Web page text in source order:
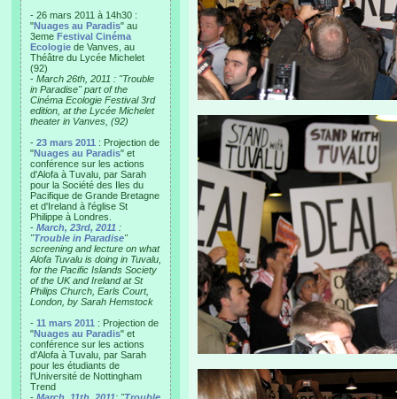
- 26 mars 2011 à 14h30 :
"Nuages au Paradis" au
3eme Festival Cinéma
Ecologie de Vanves, au
Théâtre du Lycée Michelet
(92)
- March 26th, 2011 : "Trouble
in Paradise" part of the
Cinéma Ecologie Festival 3rd
edition, at the Lycée Michelet
theater in Vanves, (92)
- 23 mars 2011 : Projection de
"Nuages au Paradis" et
conférence sur les actions
d'Alofa à Tuvalu, par Sarah
pour la Société des Iles du
Pacifique de Grande Bretagne
et d'Ireland à l'église St
Philippe à Londres.
- March, 23rd, 2011 :
"Trouble in Paradise"
screening and lecture on what
Alofa Tuvalu is doing in Tuvalu,
for the Pacific Islands Society
of the UK and Ireland at St
Philips Church, Earls Court,
London, by Sarah Hemstock
- 11 mars 2011 : Projection de
"Nuages au Paradis" et
conférence sur les actions
d'Alofa à Tuvalu, par Sarah
pour les étudiants de
l'Université de Nottingham
Trend